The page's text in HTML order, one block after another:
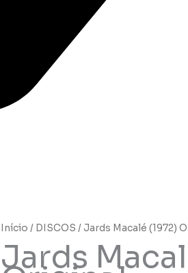
Início / DISCOS / Jards Macalé (1972)
Jards